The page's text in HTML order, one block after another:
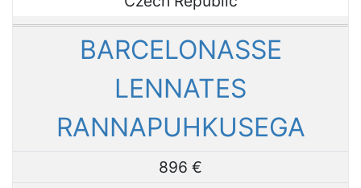
BARCELONASSE
LENNATES
RANNAPUHKUSEGA
896 €